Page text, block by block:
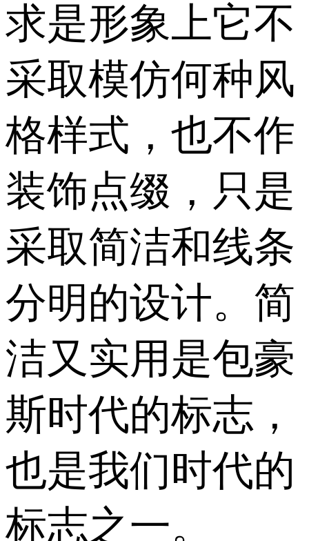
求是形象上它不
采取模仿何种风
格样式，也不作
装饰点缀，只是
采取简洁和线条
分明的设计。简
洁又实用是包豪
斯时代的标志，
也是我们时代的
标志之一。